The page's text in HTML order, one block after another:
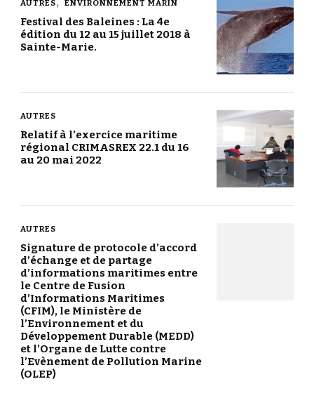
AUTRES ENVIRONNEMENT MARIN
Festival des Baleines : La 4e
édition du 12 au 15 juillet 2018 à
Sainte-Marie.
AUTRES
Relatif à l’exercice maritime
régional CRIMASREX 22.1 du 16
au 20 mai 2022
AUTRES
Signature de protocole d’accord
d’échange et de partage
d’informations maritimes entre
le Centre de Fusion
d’Informations Maritimes
(CFIM), le Ministère de
l’Environnement et du
Développement Durable (MEDD)
et l’Organe de Lutte contre
l’Evènement de Pollution Marine
(OLEP)